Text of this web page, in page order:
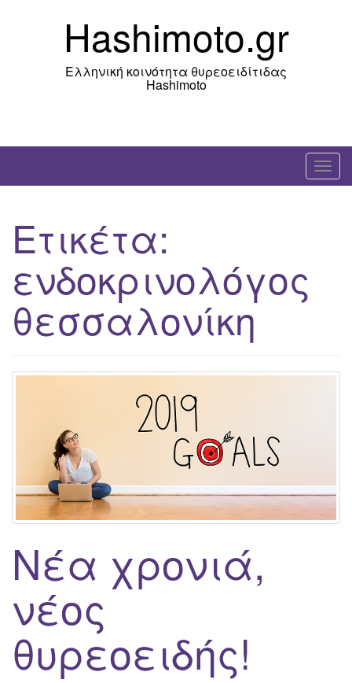
Hashimoto.gr
Ελληνική κοινότητα θυρεοειδίτιδας
Hashimoto
T
o
Ετικέτα:
ενδοκρινολόγος
θεσσαλονίκη
Νέα χρονιά,
νέος
θυρεοειδής!